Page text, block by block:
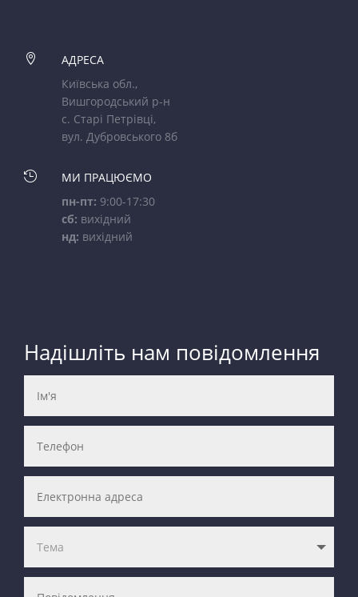

АДРЕСА
Київська обл.,
Вишгородський р-н
с. Старі Петрівці,
вул. Дубровського 8б

МИ ПРАЦЮЄМО
пн-пт: 9:00-17:30
сб: вихідний
нд: вихідний
Надішліть нам повідомлення